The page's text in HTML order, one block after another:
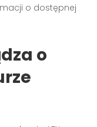
o dostępnej
o